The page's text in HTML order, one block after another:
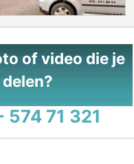
of video die je
574 71 321